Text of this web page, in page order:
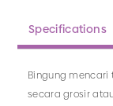
Specifications
Bingung mencari
secara grosir